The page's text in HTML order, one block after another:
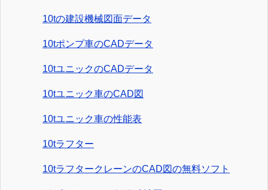
10tの建設機械図面データ
10tポンプ車のCADデータ
10tユニックのCADデータ
10tユニック車のCAD図
10tユニック車の性能表
10tラフター
10tラフタークレーンのCAD図の無料ソフト